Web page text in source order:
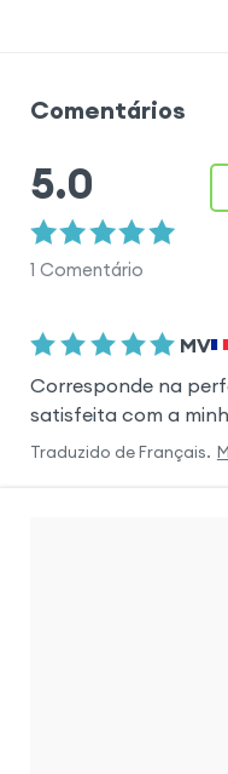
Comentários
5.0
1 Comentário
MV
Corresponde na
satisfeita com a
Traduzido deFrançais.